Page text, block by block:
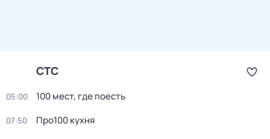
СТС
05:00 100 мест, где поесть
07:50 Про100 кухня